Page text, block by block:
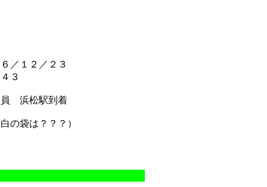
／１２／２３
３
員 浜松駅到着
白の袋は？？？）